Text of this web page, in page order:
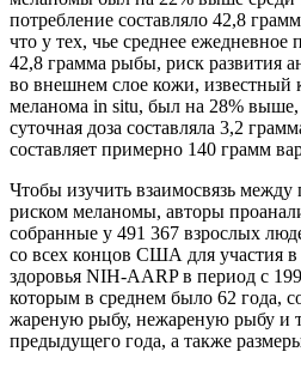
потребление составляло 42,8
что у тех, чье среднее ежедневное
42,8 грамма рыбы, риск развития
во внешнем слое кожи, известный
меланома in situ, был на 28% выше,
суточная доза составляла 3,2
составляет примерно 140 грамм
Чтобы изучить взаимосвязь
риском меланомы, авторы
собранные у 491 367 взрослых
со всех концов США для участия
здоровья NIH-AARP в период с
которым в среднем было 62 года,
жареную рыбу, нежареную рыбу и
предыдущего года, а также